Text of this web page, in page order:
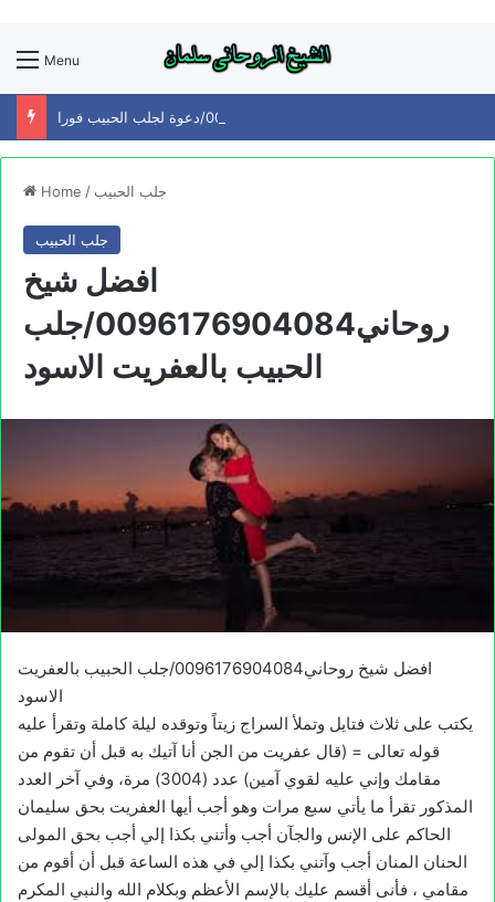
Menu
Home / جلب الحبيب
جلب الحبيب
افضل شيخ
روحاني0096176904084/جلب
الحبيب بالعفريت الاسود
افضل شيخ روحاني0096176904084/جلب الحبيب بالعفريت
الاسود
يكتب على ثلاث فتايل وتملأ السراج زيتاً وتوقده ليلة كاملة وتقرأ عليه
قوله تعالى = (قال عفريت من الجن أنا آتيك به قبل أن تقوم من
مقامك وإني عليه لقوي آمين) عدد (3004) مرة، وفي آخر العدد
المذكور تقرأ ما يأتي سبع مرات وهو أجب أيها العفريت بحق سليمان
الحاكم على الإنس والجآن أجب وأتني بكذا إلي أجب بحق المولى
الحنان المنان أجب وآتني بكذا إلي في هذه الساعة قبل أن أقوم من
مقامي ، فأنى أقسم عليك بالإسم الأعظم وبكلام الله والنبي المكرم